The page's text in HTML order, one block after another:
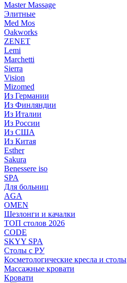
Master Massage
Элитные
Med Mos
Oakworks
ZENET
Lemi
Marchetti
Sierra
Vision
Mizomed
Из Германии
Из Финляндии
Из Италии
Из России
Из США
Из Китая
Esther
Sakura
Benessere iso
SPA
Для больниц
AGA
OMEN
Шезлонги и качалки
ТОП столов 2026
CODE
SKYY SPA
Столы с РУ
Косметологические кресла и столы
Массажные кровати
Кровати